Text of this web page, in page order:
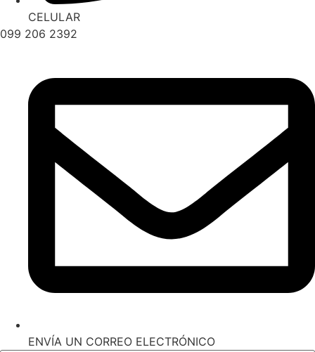
CELULAR
099 206 2392
ENVÍA UN CORREO ELECTRÓNICO